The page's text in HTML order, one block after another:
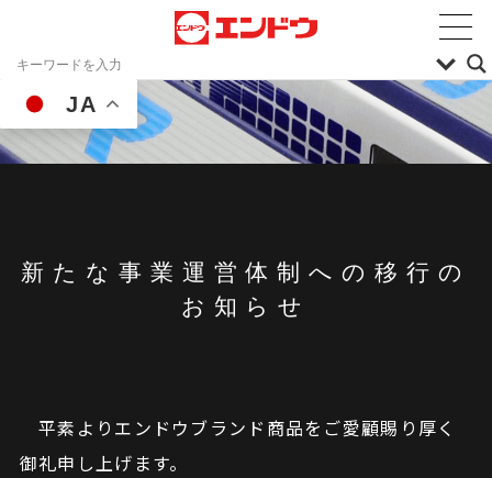
JA
新たな事業運営体制への移行の
お知らせ
平素よりエンドウブランド商品をご愛顧賜り厚く
御礼申し上げます。